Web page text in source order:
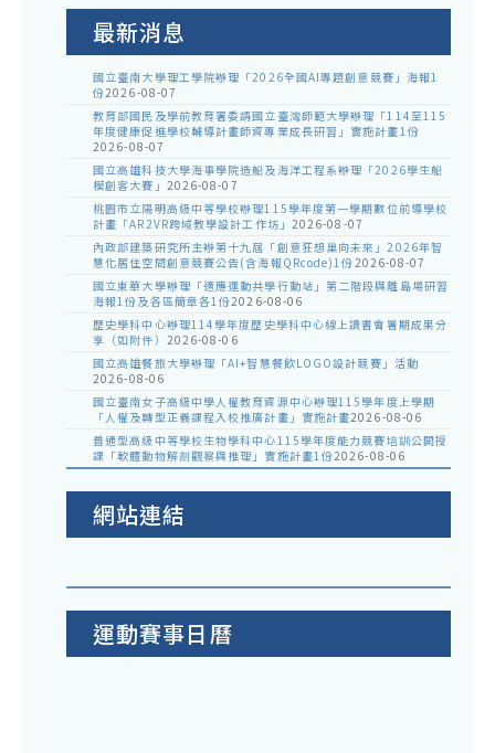
最新消息
國立臺南大學理工學院辦理「2026全國AI專題創意競賽」海報1
份2026-08-07
教育部國民及學前教育署委請國立臺灣師範大學辦理「114至115
年度健康促進學校輔導計畫師資專業成長研習」實施計畫1份
2026-08-07
國立高雄科技大學海事學院造船及海洋工程系辦理「2026學生船
模創客大賽」 2026-08-07
桃園市立陽明高級中等學校辦理115學年度第一學期數位前導學校
計畫「AR2VR跨域教學設計工作坊」 2026-08-07
內政部建築研究所主辦第十九屆「創意狂想巢向未來」2026年智
慧化居住空間創意競賽公告(含海報QRcode)1份2026-08-07
國立東華大學辦理「適應運動共學行動站」第二階段與離島場研習
海報1份及各區簡章各1份2026-08-06
歷史學科中心辦理114學年度歷史學科中心線上讀書會暑期成果分
享（如附件） 2026-08-06
國立高雄餐旅大學辦理「AI+智慧餐飲LOGO設計競賽」活動
2026-08-06
國立臺南女子高級中學人權教育資源中心辦理115學年度上學期
「人權及轉型正義課程入校推廣計畫」實施計畫2026-08-06
普通型高級中等學校生物學科中心115學年度能力競賽培訓公開授
課「軟體動物解剖觀察與推理」實施計畫1份2026-08-06
網站連結
運動賽事日曆